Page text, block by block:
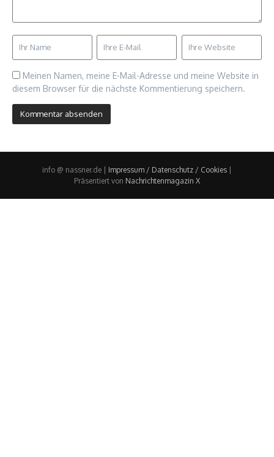
Meinen Namen, meine E-Mail-Adresse und meine Website in
diesem Browser für die nächste Kommentierung speichern.
info @ nassner.de | Impressum / Datenschutz / Cookies
Präsentiert von Nachrichtenmagazin X